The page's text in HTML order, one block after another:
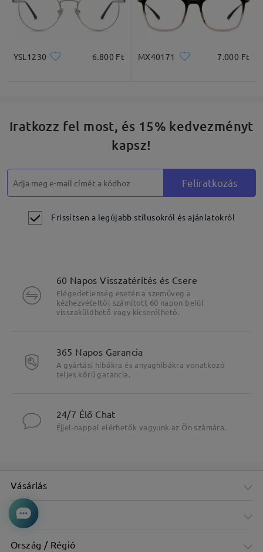
YSL1230 6.800 Ft MX40171 7.000 Ft
Iratkozz fel most, és 15% kedvezményt
kapsz!
Feliratkozás
Frissítsen a legújabb stílusokról és ajánlatokról
60 Napos Visszatérítés és Csere
Elégedetlenség esetén a szemüveg a
kézhezvételtől számított 60 napon belül
visszaküldhető vagy kicserélhető.
365 Napos Garancia
A gyártási hibákra és anyaghibákra vonatkozó
teljes körű garancia.
24/7 Élő Chat
Éjjel-nappal elérhetők vagyunk az Ön számára.
Vásárlás
Cég
Ország / Régió